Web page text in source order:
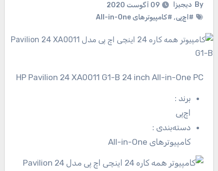
By دیجیزا
09 آگوست 2020
#اچ‌پی, #کامپیوترهای All-in-One
HP Pavilion 24 XA0011 G1-B 24 inch All-in-One PC
برند:
اچ‌پی
دسته‌بندی:
کامپیوترهای All-in-One